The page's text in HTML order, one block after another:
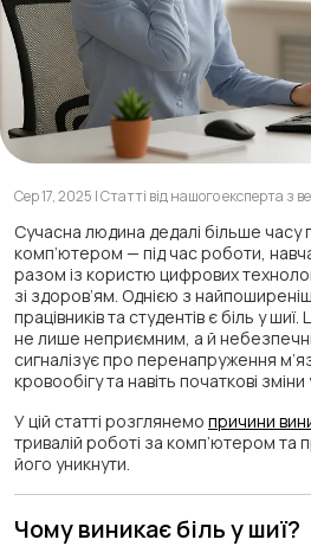
Сер 17, 2025 | Статті від нашого експерта з
Сучасна людина дедалі більше часу
комп’ютером — під час роботи,
разом із користю цифрових
зі здоров’ям. Однією з
працівників та студентів є біль у
не лише неприємним, а й
сигналізує про перенапруження
кровообігу та навіть початкові зміни
У цій статті розглянемо причини
тривалій роботі за комп’ютером та
його уникнути.
Чому виникає біль у шиї?